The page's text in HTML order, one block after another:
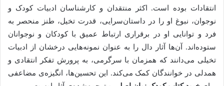
انتقادات بوده است. اکثر منتقدان و کارشناسان ادبیات کودک و
نوجوان، نبوغ او را در داستان‌سرایی، قدرت تخیل، طنز منحصر به
فرد و توانایی او در برقراری ارتباط عمیق با کودکان و نوجوانان
ستوده‌اند. آن‌ها آثار دال را به عنوان نمونه‌هایی درخشان از ادبیات
تخیلی می‌دانند که همزمان با سرگرمی، به پرورش تفکر انتقادی و
همدلی در خوانندگان کمک می‌کند. این تحسین‌ها، انگیزه‌ی مضاعفی